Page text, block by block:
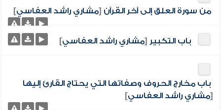
من سورة العلق إلى آخر القرآن [مشاري راشد العفاسي]
باب التكبير [مشاري راشد العفاسي]
باب مخارج الحروف وصفاتها التي يحتاج القارئ إليها
[مشاري راشد العفاسي]